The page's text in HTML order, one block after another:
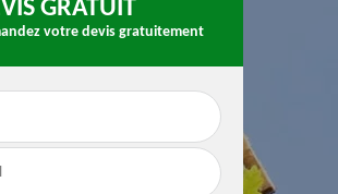
parc et
73
arbustes 73
GRATUIT
votre devis gratuitement